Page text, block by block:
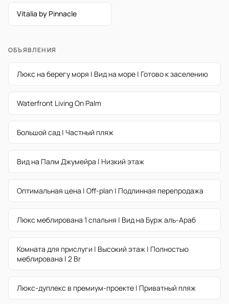
Vitalia by Pinnacle
ОБЪЯВЛЕНИЯ
Люкс на берегу моря | Вид на море | Готово к заселению
Waterfront Living On Palm
Большой сад | Частный пляж
Вид на Палм Джумейра | Низкий этаж
Оптимальная цена | Off-plan | Подлинная перепродажа
Люкс меблирована 1 спальня | Вид на Бурж аль-Араб
Комната для прислуги | Высокий этаж | Полностью
меблирована | 2 Br
Люкс-дуплекс в премиум-проекте | Приватный пляж